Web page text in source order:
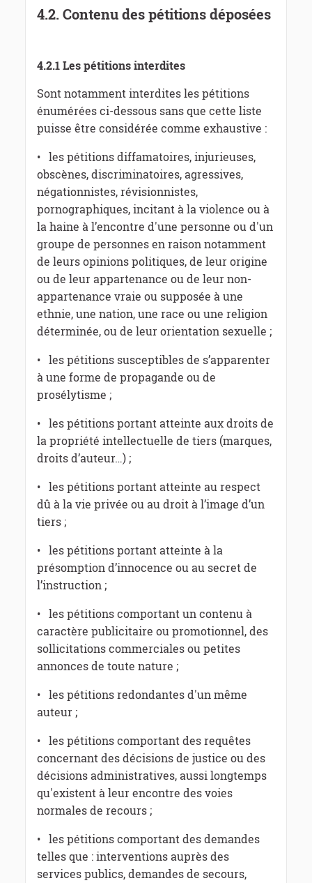
4.2. Contenu des pétitions déposées
4.2.1 Les pétitions interdites
Sont notamment interdites les pétitions
énumérées ci-dessous sans que cette liste
puisse être considérée comme exhaustive :
• les pétitions diffamatoires, injurieuses,
obscènes, discriminatoires, agressives,
négationnistes, révisionnistes,
pornographiques, incitant à la violence ou à
la haine à l’encontre d'une personne ou d'un
groupe de personnes en raison notamment
de leurs opinions politiques, de leur origine
ou de leur appartenance ou de leur non-
appartenance vraie ou supposée à une
ethnie, une nation, une race ou une religion
déterminée, ou de leur orientation sexuelle ;
• les pétitions susceptibles de s’apparenter
à une forme de propagande ou de
prosélytisme ;
• les pétitions portant atteinte aux droits de
la propriété intellectuelle de tiers (marques,
droits d’auteur…) ;
• les pétitions portant atteinte au respect
dû à la vie privée ou au droit à l’image d’un
tiers ;
• les pétitions portant atteinte à la
présomption d’innocence ou au secret de
l’instruction ;
• les pétitions comportant un contenu à
caractère publicitaire ou promotionnel, des
sollicitations commerciales ou petites
annonces de toute nature ;
• les pétitions redondantes d'un même
auteur ;
• les pétitions comportant des requêtes
concernant des décisions de justice ou des
décisions administratives, aussi longtemps
qu'existent à leur encontre des voies
normales de recours ;
• les pétitions comportant des demandes
telles que : interventions auprès des
services publics, demandes de secours,